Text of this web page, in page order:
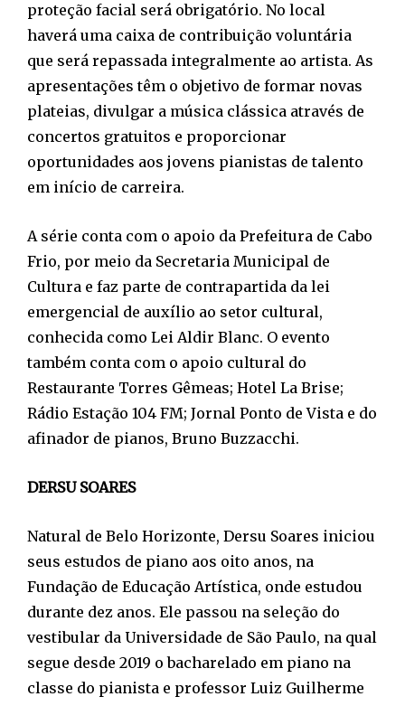
proteção facial será obrigatório. No local
haverá uma caixa de contribuição voluntária
que será repassada integralmente ao artista. As
apresentações têm o objetivo de formar novas
plateias, divulgar a música clássica através de
concertos gratuitos e proporcionar
oportunidades aos jovens pianistas de talento
em início de carreira.
A série conta com o apoio da Prefeitura de Cabo
Frio, por meio da Secretaria Municipal de
Cultura e faz parte de contrapartida da lei
emergencial de auxílio ao setor cultural,
conhecida como Lei Aldir Blanc. O evento
também conta com o apoio cultural do
Restaurante Torres Gêmeas; Hotel La Brise;
Rádio Estação 104 FM; Jornal Ponto de Vista e do
afinador de pianos, Bruno Buzzacchi.
DERSU SOARES
Natural de Belo Horizonte, Dersu Soares iniciou
seus estudos de piano aos oito anos, na
Fundação de Educação Artística, onde estudou
durante dez anos. Ele passou na seleção do
vestibular da Universidade de São Paulo, na qual
segue desde 2019 o bacharelado em piano na
classe do pianista e professor Luiz Guilherme